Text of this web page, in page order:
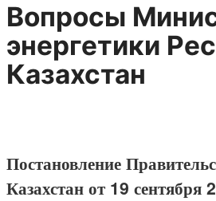
Вопросы
энергетики
Казахстан
Постановление
Казахстан от 19